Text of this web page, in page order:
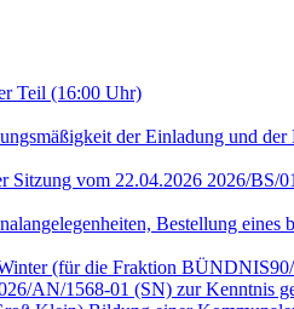
Teil (16:00 Uhr)
der Einladung und der
Sitzung vom 22.04.2026 2026/BS/
Bestellung
(für die Fraktion
AN/1568-01 (SN) zur Kenntnis